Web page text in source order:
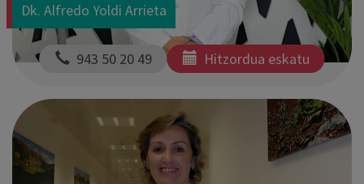
Dk. Alfredo Yoldi Arrieta
943 50 20 49 Hitzordua eskatu